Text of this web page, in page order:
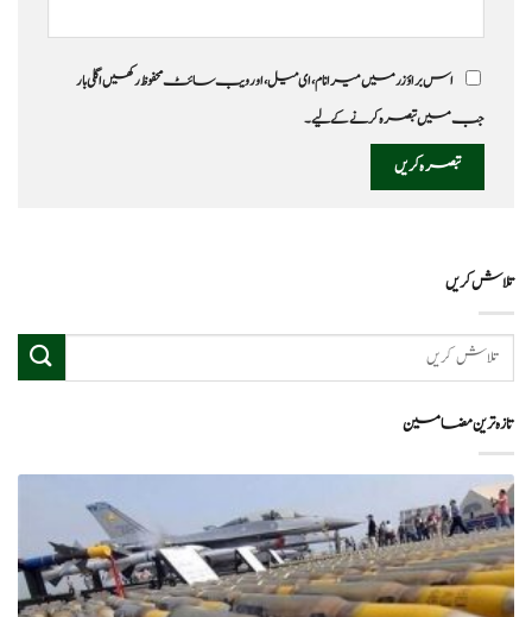
اس براؤزر میں میرا نام، ای میل، اور ویب سائٹ محفوظ رکھیں اگلی بار
جب میں تبصرہ کرنے کےلیے۔
تلاش کریں
تازہ ترین مضامین